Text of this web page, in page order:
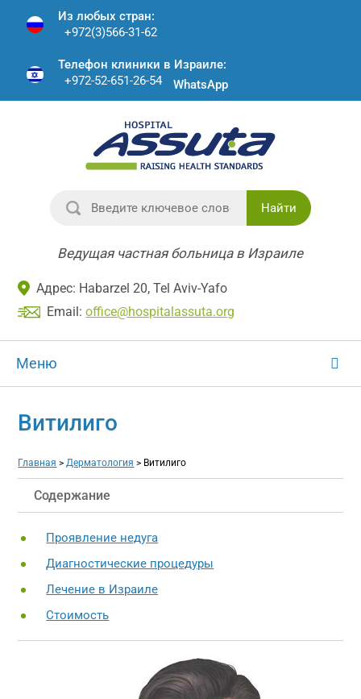
Из любых стран:
+972(3)566-31-62
Телефон клиники в Израиле:
+972-52-651-26-54
WhatsApp
Найти
Ведущая частная больница в Израиле
Адрес: Habarzel 20, Tel Aviv-Yafo
Email: office@hospitalassuta.org
Меню
Витилиго
Главная >Дерматология > Витилиго
Содержание
Проявление недуга
Диагностические процедуры
Лечение в Израиле
Стоимость